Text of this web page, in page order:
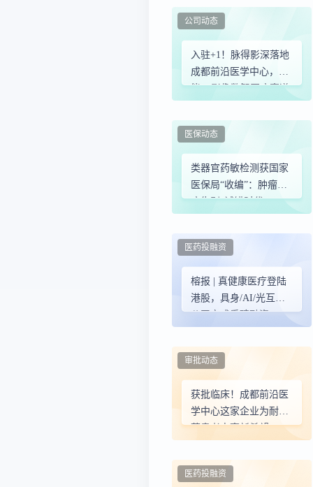
入驻+1！脉得影深落地
成都前沿医学中心，赋
能AI影像数智医疗赛道
公司动态
类器官药敏检测获国家
医保局“收编”：肿瘤治
疗告别“试错时代”
医保动态
榕报 | 真健康医疗登陆
港股，具身/AI/光互连
公司完成重磅融资
医药投融资
获批临床！成都前沿医
学中心这家企业为耐药
菌患者点亮新希望
审批动态
医药投融资